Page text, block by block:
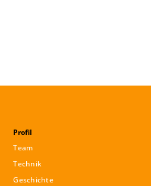
Profil
Team
Technik
Geschichte